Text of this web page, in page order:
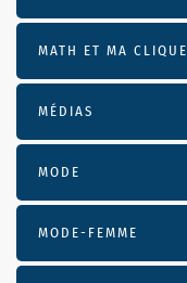
MATH ET MA CLIQUE
MÉDIAS
MODE
MODE-FEMME